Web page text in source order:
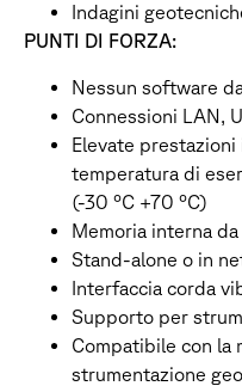
Indagini
PUNTI DI FORZA:
Nessun software
Connessioni LAN,
Elevate
temperatura di
(-30 °C +70 °C)
Memoria interna da
Stand-alone o in
Interfaccia corda
Supporto per
Compatibile con la
strumentazione